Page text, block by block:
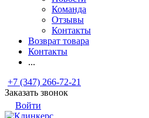
Команда
Отзывы
Контакты
Возврат товара
Контакты
...
+7 (347) 266-72-21
Заказать звонок
Войти